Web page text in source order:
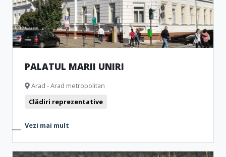
PALATUL MARII UNIRI
Arad - Arad metropolitan
Clădiri reprezentative
Vezi mai mult